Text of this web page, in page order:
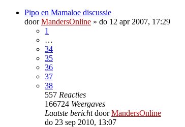
Pipo en Mamaloe discussie
doorMandersOnline » do 12 apr 2007, 17:29
1
…
34
35
36
37
38
557 Reacties
166724 Weergaves
Laatste berichtdoorMandersOnline
do 23 sep 2010, 13:07